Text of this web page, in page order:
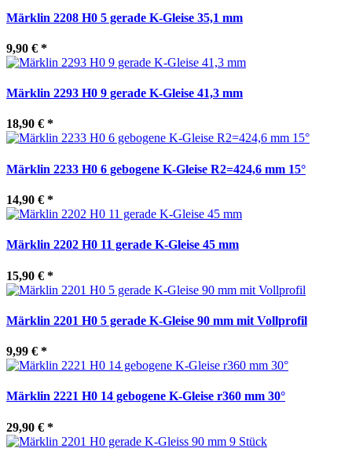
Märklin 2208 H0 5 gerade K-Gleise 35,1 mm
9,90 € *
Märklin 2293 H0 9 gerade K-Gleise 41,3 mm
18,90 € *
Märklin 2233 H0 6 gebogene K-Gleise R2=424,6 mm 15°
14,90 € *
Märklin 2202 H0 11 gerade K-Gleise 45 mm
15,90 € *
Märklin 2201 H0 5 gerade K-Gleise 90 mm mit Vollprofil
9,99 € *
Märklin 2221 H0 14 gebogene K-Gleise r360 mm 30°
29,90 € *